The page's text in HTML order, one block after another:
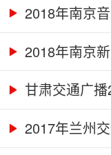
2018年南京
2018年南京
甘肃交通广
2017年兰州